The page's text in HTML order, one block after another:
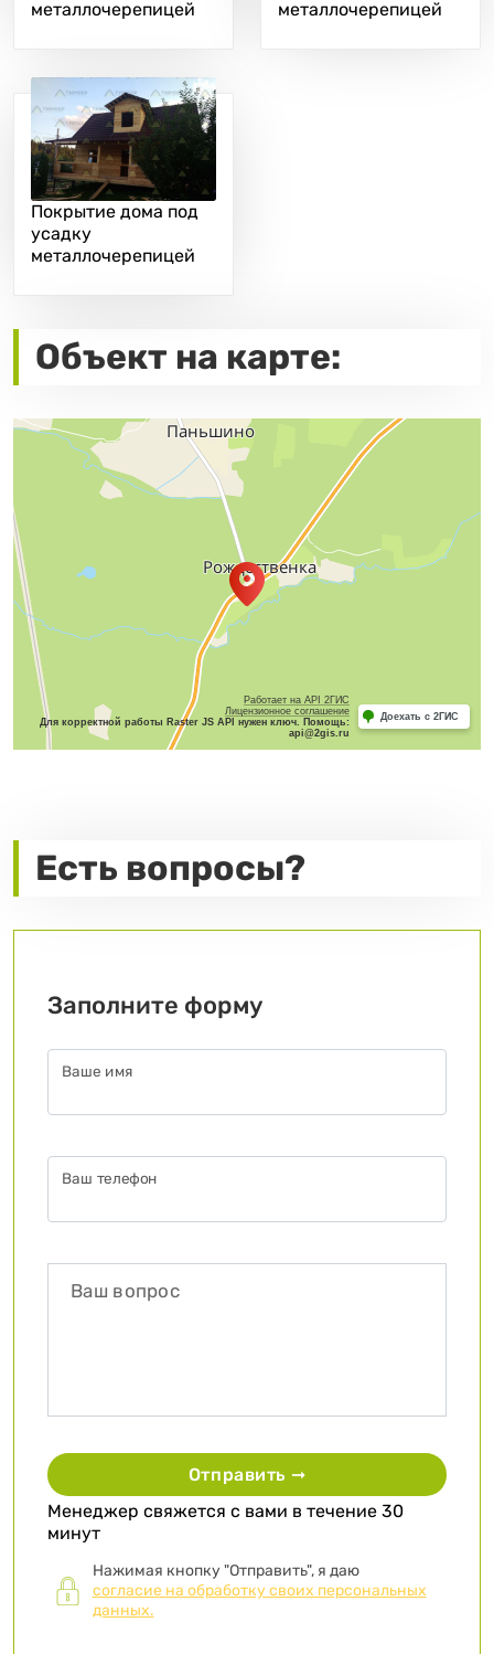
металлочерепицей металлочерепицей
Покрытие дома под
усадку
металлочерепицей
Объект на карте:
Работает на API 2ГИС
Лицензионное соглашение
Для корректной работы Raster JS API нужен ключ. Помощь:
api@2gis.ru
Доехать с 2ГИС
Есть вопросы?
Заполните форму
Ваше имя
Ваш телефон
Отправить ➞
Менеджер свяжется с вами в течение 30
минут
Нажимая кнопку "Отправить", я даю
согласие на обработку своих персональных
данных.